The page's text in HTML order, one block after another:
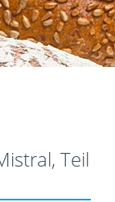
Teil